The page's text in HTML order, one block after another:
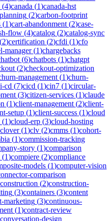
(4)canada (1)canada-hst
(2)carbon-footprint
(1)cart-abandonment (2)case-
flow (4)catalog (2)catalog-sync
(2)certification (2)cfdi (1)cfo
manager(1)chargebacks
(6)chatbots (1)chatgpt
(2)checkout-optimization
management (1)churn-
cd (7)cicd (1)cin7 (1)circular-
(3)citizen-services (1)claude
(1)client-management (2)client-
setup (1)client-success (1)cloud
(1)cloud-erp (3)cloud-hosting
clover(1)clv (2)cmms (1)cohort-
(1)commission-tracking
story (1)comparison
(1)compiere (2)compliance
models (1)computer-vision
comparison
construction (2)construction-
(3)containers (3)content
marketing (3)continuous-
(1)contract-review
conversation-design